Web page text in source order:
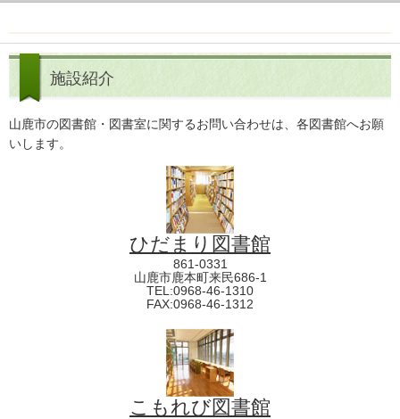
施設紹介
山鹿市の図書館・図書室に関するお問い合わせは、各図書館へお願
いします。
ひだまり図書館
861-0331
山鹿市鹿本町来民686-1
TEL:0968-46-1310
FAX:0968-46-1312
こもれび図書館